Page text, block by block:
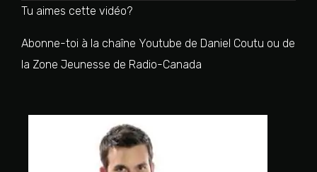
Tu aimes cette vidéo?
Abonne-toi à la chaîne Youtube de Daniel Coutu ou de
la Zone Jeunesse de Radio-Canada